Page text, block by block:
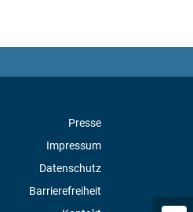
Presse
Impressum
Datenschutz
Barrierefreiheit